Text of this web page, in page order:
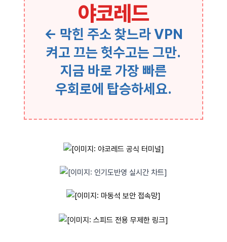
야코레드
← 막힌 주소 찾느라 VPN
켜고 끄는 헛수고는 그만.
지금 바로 가장 빠른
우회로에 탑승하세요.